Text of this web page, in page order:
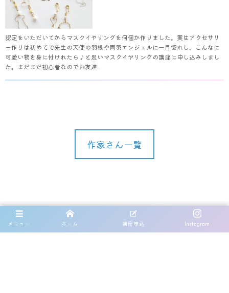
認定をいただいてからマスクイヤリングを何個か作りました。実はアクセサリ
ー作りは初めてで先生の天使の羽根や両羽エンジェルに一目惚れし、こんなに
可愛い物を身に付けれたら♪と思いマスクイヤリングの講座に申し込みしまし
た。まだまだ初心者なのでお友達...
作家さん一覧
マスクイヤリング作家さん紹介
メニュー ホーム 講座申込 Instagram